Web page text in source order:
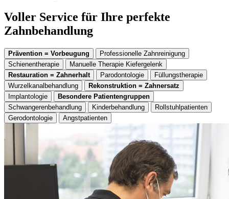
Voller Service für Ihre perfekte
Zahnbehandlung
Prävention = Vorbeugung
Professionelle Zahnreinigung
Schienentherapie
Manuelle Therapie Kiefergelenk
Restauration = Zahnerhalt
Parodontologie
Füllungstherapie
Wurzelkanalbehandlung
Rekonstruktion = Zahnersatz
Implantologie
Besondere Patientengruppen
Schwangerenbehandlung
Kinderbehandlung
Rollstuhlpatienten
Gerodontologie
Angstpatienten